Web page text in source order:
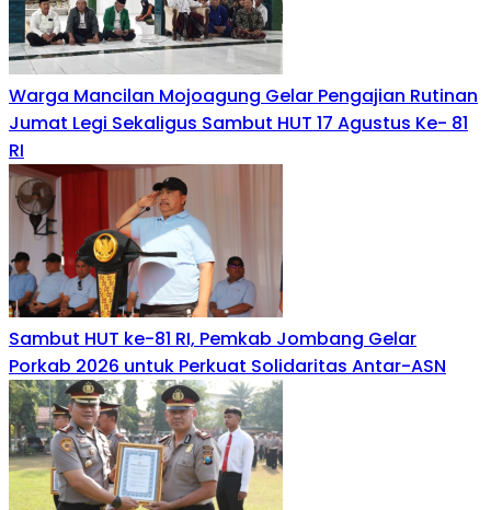
Warga Mancilan Mojoagung Gelar Pengajian Rutinan
Jumat Legi Sekaligus Sambut HUT 17 Agustus Ke- 81
RI
Sambut HUT ke-81 RI, Pemkab Jombang Gelar
Porkab 2026 untuk Perkuat Solidaritas Antar-ASN